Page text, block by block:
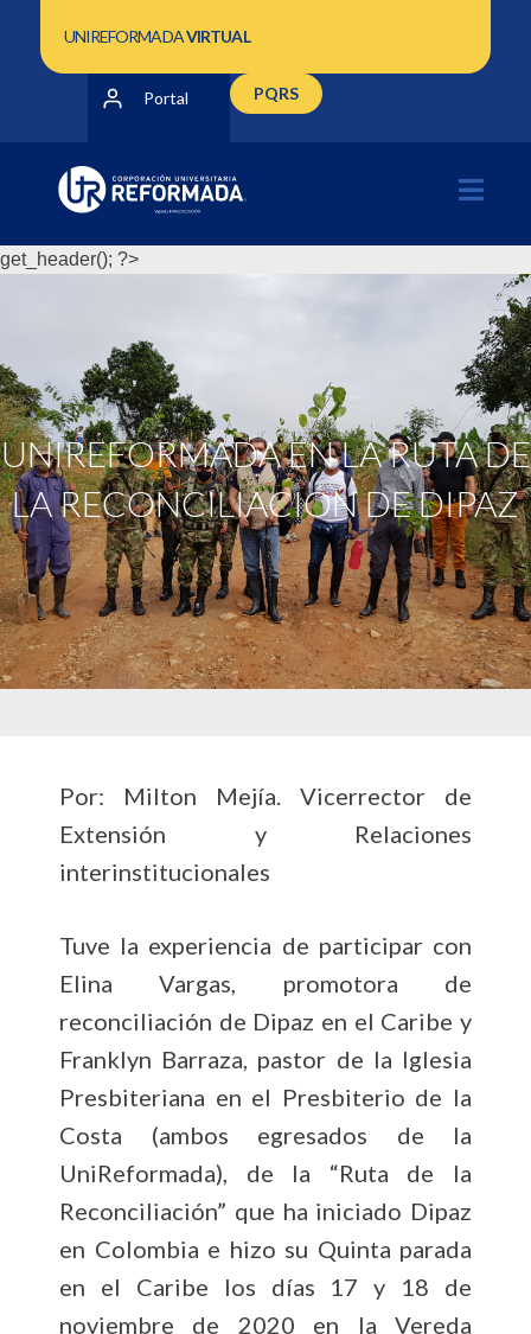
UNIREFORMADAVIRTUAL
Portal PQRS
get_header(); ?>
UNIREFORMADA EN LA RUTA DE
LA RECONCILIACIÓN DE DIPAZ
Por: Milton Mejía. Vicerrector de
Extensión y Relaciones
interinstitucionales
Tuve la experiencia de participar con
Elina Vargas, promotora de
reconciliación de Dipaz en el Caribe y
Franklyn Barraza, pastor de la Iglesia
Presbiteriana en el Presbiterio de la
Costa (ambos egresados de la
UniReformada), de la “Ruta de la
Reconciliación” que ha iniciado Dipaz
en Colombia e hizo su Quinta parada
en el Caribe los días 17 y 18 de
noviembre de 2020 en la Vereda